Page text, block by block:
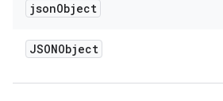
jsonObject
JSONObject